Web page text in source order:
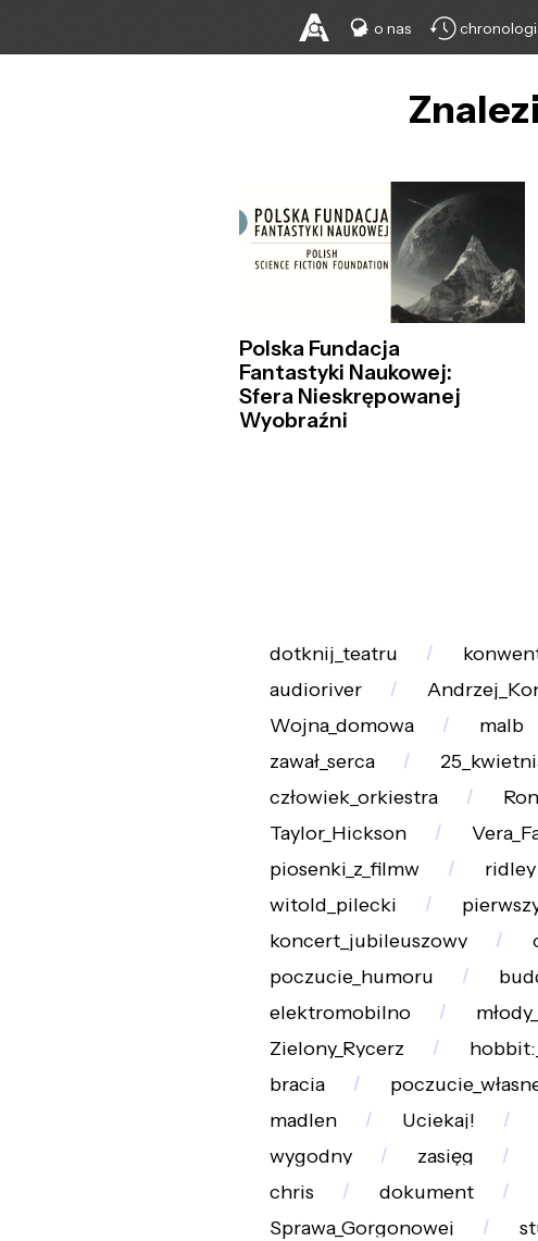
o nas
Polska Fundacja
Fantastyki Naukowej:
Sfera Nieskrępowanej
Wyobraźni
dotknij_teatru
audioriver
Wojna_domowa
malb
zawał_serca
człowiek_orkiestra
Taylor_Hickson
piosenki_z_filmw
ridley
witold_pilecki
koncert_jubileuszowy
poczucie_humoru
elektromobilno
Zielony_Rycerz
bracia
madlen
Uciekaj!
wygodny
zasięg
chris
dokument
Sprawa_Gorgonowej